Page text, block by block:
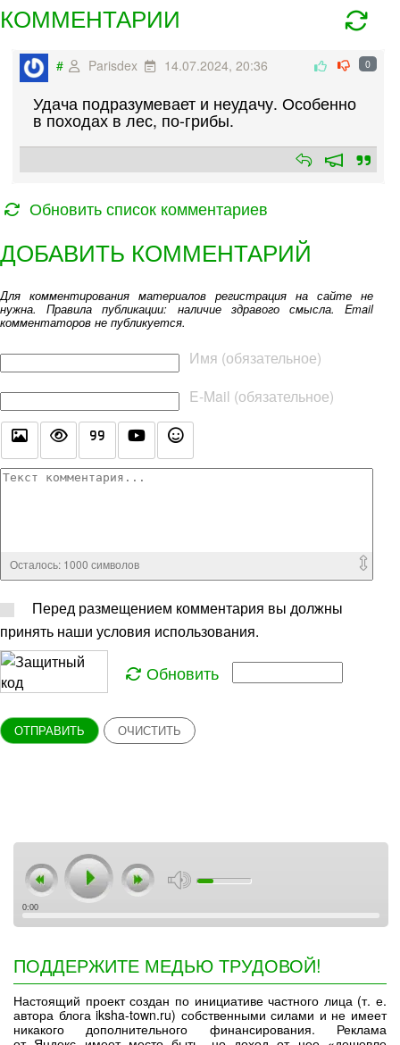
КОММЕНТАРИИ
# Parisdex 14.07.2024, 20:36 0
Удача подразумевает и неудачу. Особенно
в походах в лес, по-грибы.
Обновить список комментариев
ДОБАВИТЬ КОММЕНТАРИЙ
Для комментирования материалов регистрация на сайте не
нужна. Правила публикации: наличие здравого смысла. Email
комментаторов не публикуется.
Имя (обязательное)
E-Mail (обязательное)
Текст комментария
Осталось: 1000 символов
Перед размещением комментария вы должны
принять наши условия использования.
Обновить
ОТПРАВИТЬ ОЧИСТИТЬ
0:00
ПОДДЕРЖИТЕ МЕДЬЮ ТРУДОВОЙ!
Настоящий проект создан по инициативе частного лица (т. е.
автора блога iksha-town.ru) собственными силами и не имеет
никакого дополнительного финансирования. Реклама